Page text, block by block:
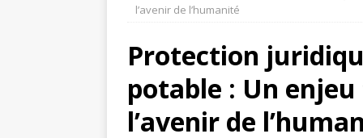
JURIDIQUE
[ août 3, 2026 ] Erreurs
JURIDIQUE
l’avenir de l’humanité
Protection
potable : Un
l’avenir de